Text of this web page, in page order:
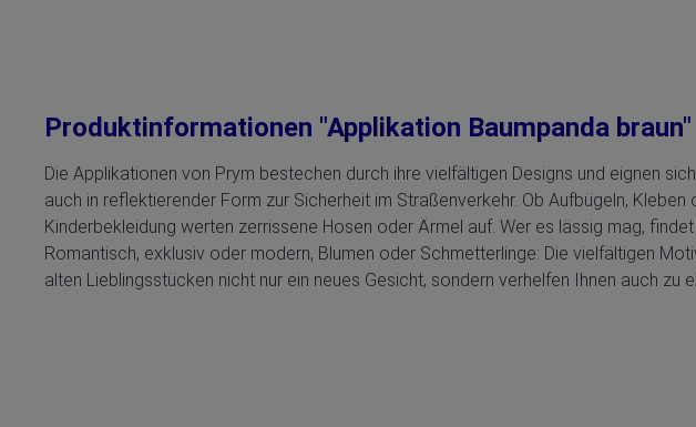
Produktinformationen "Applikation Baumpanda braun"
Die Applikationen von Prym bestechen durch ihre vielfältigen Designs und eignen
auch in reflektierender Form zur Sicherheit im Straßenverkehr. Ob Aufbügeln,
Kinderbekleidung werten zerrissene Hosen oder Ärmel auf. Wer es lässig mag,
Romantisch, exklusiv oder modern, Blumen oder Schmetterlinge: Die vielfältigen
alten Lieblingsstücken nicht nur ein neues Gesicht, sondern verhelfen Ihnen auch zu